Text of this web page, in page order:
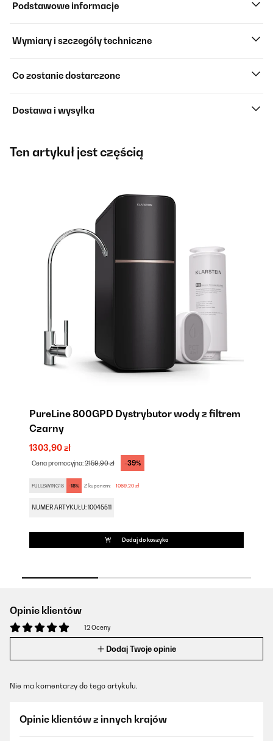
Podstawowe informacje
Wymiary i szczegóły techniczne
Co zostanie dostarczone
Dostawa i wysyłka
Ten artykuł jest częścią
PureLine 800GPD Dystrybutor wody z filtrem
Czarny
1303,90 zł
Cena promocyjna:2159,90 zł -39%
FULLSWING18 -18% Z kuponem: 1069,20 zł
NUMER ARTYKUŁU: 10045511
Dodaj do koszyka
Opinie klientów
12 Oceny
Dodaj Twoje opinie
Nie ma komentarzy do tego artykułu.
Opinie klientów z innych krajów